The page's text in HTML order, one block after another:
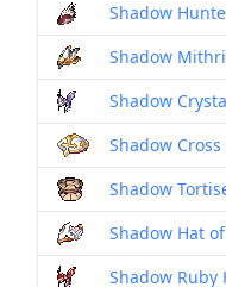
Shadow
Shadow
Shadow
Shadow Cross
Shadow
Shadow Hat
Shadow Ruby